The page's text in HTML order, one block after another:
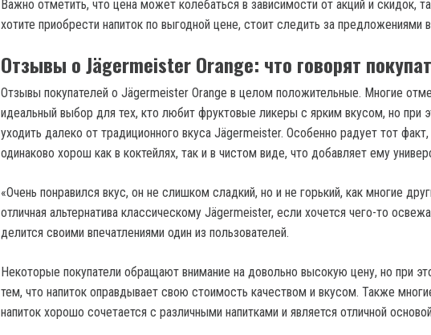
Важно отметить, что цена может колебаться в зависимости от акций и скидок,
хотите приобрести напиток по выгодной цене, стоит следить за предложениями
Отзывы о Jägermeister Orange: что говорят
Отзывы покупателей о Jägermeister Orange в целом положительные. Многие
идеальный выбор для тех, кто любит фруктовые ликеры с ярким вкусом, но при
уходить далеко от традиционного вкуса Jägermeister. Особенно радует тот
одинаково хорош как в коктейлях, так и в чистом виде, что добавляет ему
«Очень понравился вкус, он не слишком сладкий, но и не горький, как многие
отличная альтернатива классическому Jägermeister, если хочется чего-то
делится своими впечатлениями один из пользователей.
Некоторые покупатели обращают внимание на довольно высокую цену, но при
тем, что напиток оправдывает свою стоимость качеством и вкусом. Также
напиток хорошо сочетается с различными напитками и является отличной